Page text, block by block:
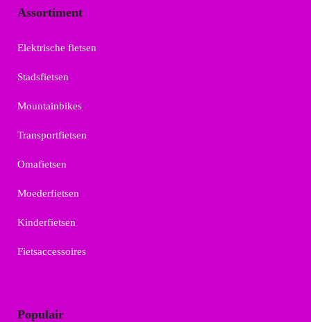
Assortiment
Elektrische fietsen
Stadsfietsen
Mountainbikes
Transportfietsen
Omafietsen
Moederfietsen
Kinderfietsen
Fietsaccessoires
Populair